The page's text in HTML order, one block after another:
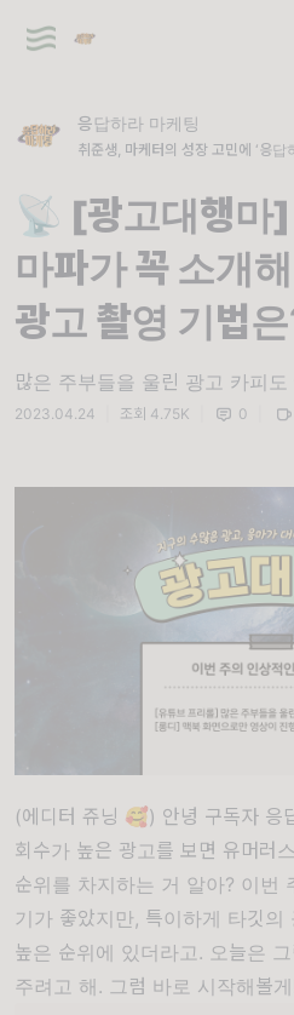
응답하라 마케팅
취준생, 마케터의 성장 고민에 ‘응답
📡 [광고대행마
마파가 꼭 소개
광고 촬영 기법
많은 주부들을 울린 광고 카피
2023.04.24 조회 4.75K 0
(에디터 쥬닝 🥰) 안녕 구독자 응
회수가 높은 광고를 보면 유머러
순위를 차지하는 거 알아? 이번
기가 좋았지만, 특이하게 타깃
높은 순위에 있더라고. 오늘은
주려고 해. 그럼 바로 시작해볼